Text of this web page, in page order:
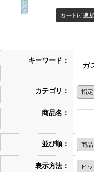
キーワード：
カテゴリ：
商品名：
並び順：
表示方法：